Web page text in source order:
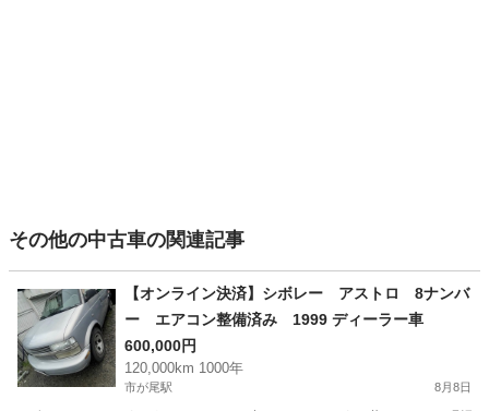
その他の中古車の関連記事
【オンライン決済】シボレー アストロ 8ナンバ
ー エアコン整備済み 1999 ディーラー車
600,000円
120,000km 1000年
市が尾駅 8月8日